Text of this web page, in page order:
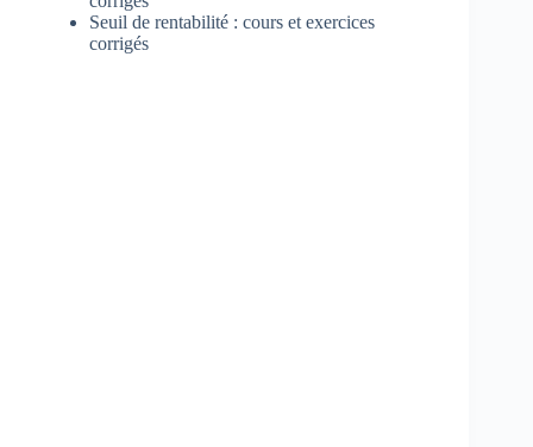
Seuil de rentabilité : cours et exercices
corrigés